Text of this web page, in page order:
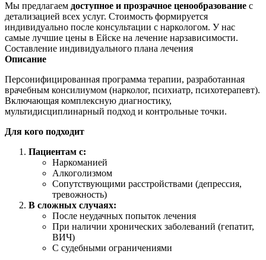
Мы предлагаем доступное и прозрачное ценообразование с
детализацией всех услуг. Стоимость формируется
индивидуально после консультации с наркологом. У нас
самые лучшие цены в Ейске на лечение нарзависимости.
Составление индивидуального плана лечения
Описание
Персонифицированная программа терапии, разработанная
врачебным консилиумом (нарколог, психиатр, психотерапевт).
Включающая комплексную диагностику,
мультидисциплинарный подход и контрольные точки.
Для кого подходит
Пациентам с:
Наркоманией
Алкоголизмом
Сопутствующими расстройствами (депрессия,
тревожность)
В сложных случаях:
После неудачных попыток лечения
При наличии хронических заболеваний (гепатит,
ВИЧ)
С судебными ограничениями